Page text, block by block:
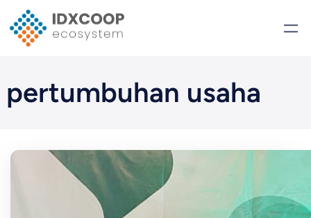
to
content
pertumbuhan usaha